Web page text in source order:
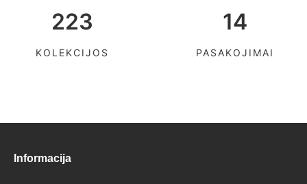
223
KOLEKCIJOS
14
PASAKOJIMAI
Informacija